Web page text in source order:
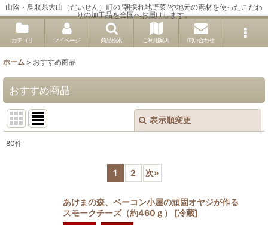
山陰・鳥取県大山（だいせん）町の"朝採れ地野菜"や地元の素材を使ったこだわ
りの加工品を全国へお届けします。
カテゴリ マイページ 商品検索 ご利用案内 問い合わせ
ホーム > おすすめ商品
おすすめ商品
表示順変更
絞り込む
80件
1 2 次»
あけまの森、ベーコン小屋の頑固オヤジが作る
スモークチーズ（約460ｇ）
[冷蔵]